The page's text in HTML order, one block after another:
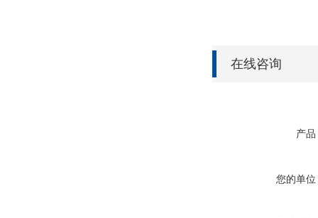
在线咨询
产品
您的单位